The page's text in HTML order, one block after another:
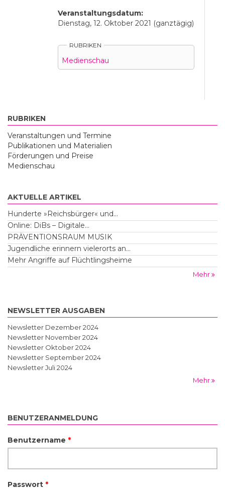
Veranstaltungsdatum:
Dienstag, 12. Oktober 2021 (ganztägig)
RUBRIKEN
Medienschau
RUBRIKEN
Veranstaltungen und Termine
Publikationen und Materialien
Förderungen und Preise
Medienschau
AKTUELLE ARTIKEL
Hunderte »Reichsbürger« und...
Online: DiBs – Digitale...
PRÄVENTIONSRAUM MUSIK
Jugendliche erinnern vielerorts an...
Mehr Angriffe auf Flüchtlingsheime
Mehr
NEWSLETTER AUSGABEN
Newsletter Dezember 2024
Newsletter November 2024
Newsletter Oktober 2024
Newsletter September 2024
Newsletter Juli 2024
Mehr
BENUTZERANMELDUNG
Benutzername *
Passwort *